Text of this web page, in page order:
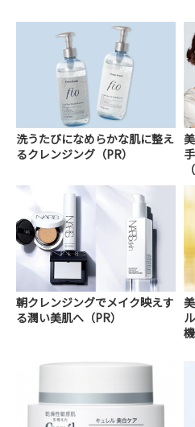
洗うたびになめらかな肌に整え
るクレンジング（PR）
朝クレンジングでメイク映えす
る潤い美肌へ（PR）